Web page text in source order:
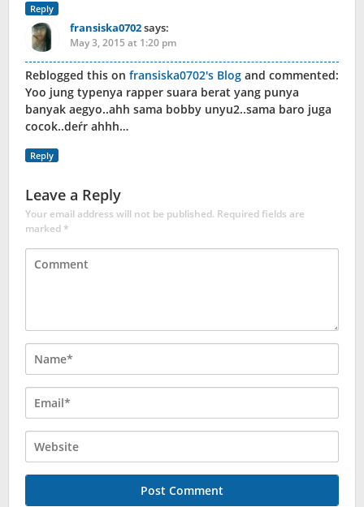
Reply
fransiska0702says:
May 3, 2015 at 1:20 pm
Reblogged this on fransiska0702's Blog and commented:
Yoo jung typenya rapper suara berat yang punya
banyak aegyo..ahh sama bobby unyu2..sama baro juga
cocok..deŕr ahhh…
Reply
Leave a Reply
Your email address will not be published. Required fields are
marked*